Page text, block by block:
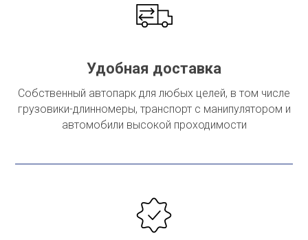
Удобная доставка
Собственный автопарк для любых целей, в том числе
грузовики-длинномеры, транспорт с манипулятором и
автомобили высокой проходимости